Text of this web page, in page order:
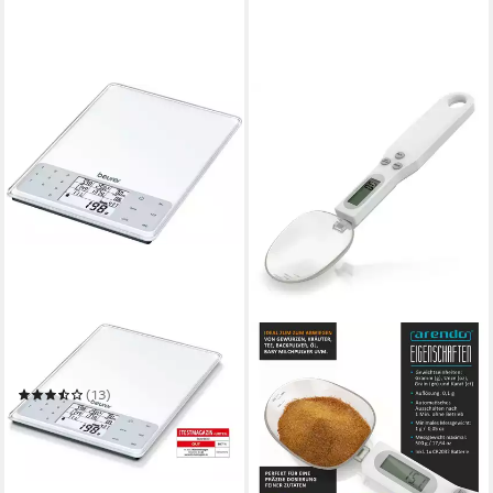
Küchenwaage DS 61
(13)
ab 42,92 € UVP60,99 €
-30%
in 1-2 Werktagen bei dir